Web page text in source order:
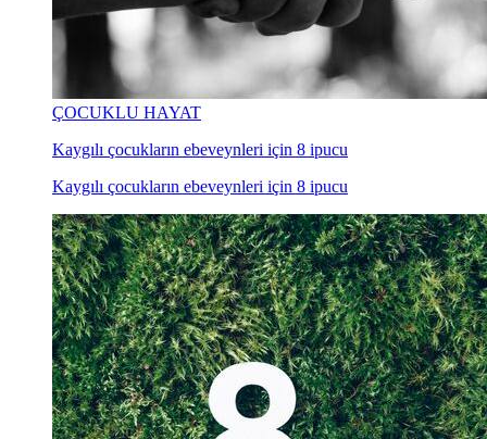
ÇOCUKLU HAYAT
Kaygılı çocukların ebeveynleri için 8 ipucu
Kaygılı çocukların ebeveynleri için 8 ipucu